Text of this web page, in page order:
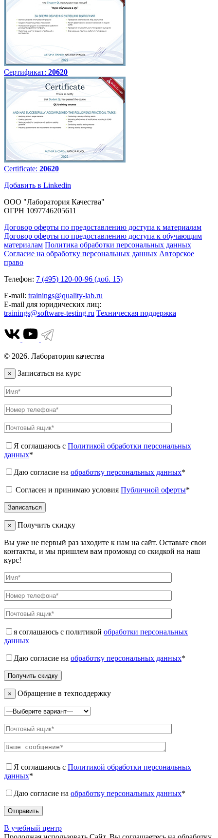
Сертификат: 20620
Certificate: 20620
Добавить в Linkedin
ООО "Лаборатория Качества"
ОГРН 1097746205611
Договор оферты по предоставлению доступа к материалам
Договор оферты по предоставлению доступа к обучающим
материалам Политика обработки персональных данных
Согласие на обработку персональных данных Авторское
право
Телефон: 7 (495) 120-00-96 (доб. 15)
E-mail: trainings@quality-lab.ru
E-mail для юридических лиц:
trainings@software-testing.ru Техническая поддержка
© 2026. Лаборатория качества
× Записаться на курс
Я соглашаюсь с Политикой обработки персональных
данных*
Даю согласие на обработку персональных данных*
Согласен и принимаю условия Публичной оферты*
× Получить скидку
Вы уже не первый раз заходите к нам на сайт. Оставьте свои
контакты, и мы пришлем вам промокод со скидкой на наш
курс!
я соглашаюсь с политикой обработки персональных
данных
Даю согласие на обработку персональных данных*
× Обращение в техподдержку
Я соглашаюсь с Политикой обработки персональных
данных*
Даю согласие на обработку персональных данных*
В учебный центр